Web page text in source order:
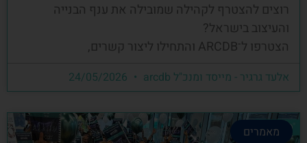
רוצים להצטרף לקהילה שמובילה את ענף הבנייה
והעיצוב בישראל?
הצטרפו ל־ARCDB והתחילו ליצור קשרים,
אלעד גרגיר - מייסד ומנכ"ל arcdb
מאמרים